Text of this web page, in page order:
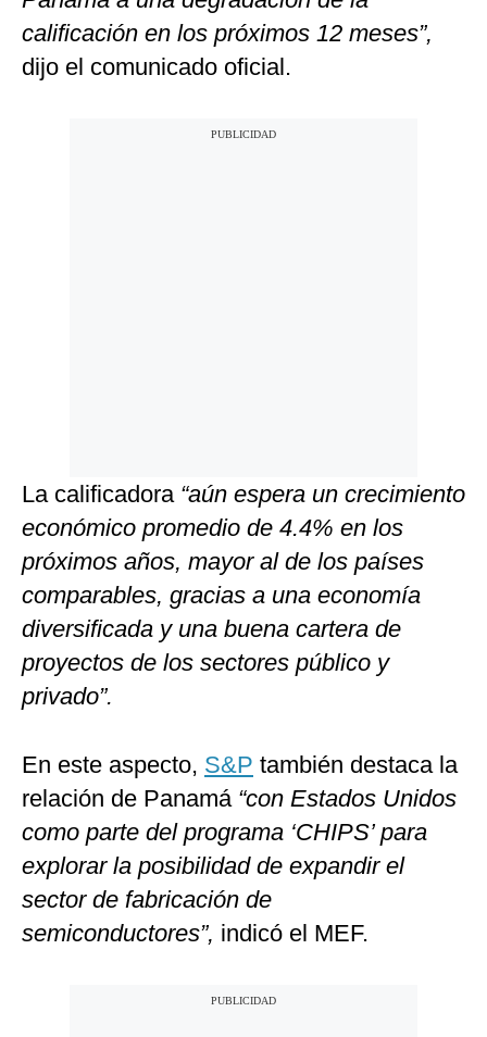
calificación en los próximos 12 meses”,
dijo el comunicado oficial.
La calificadora “aún espera un crecimiento
económico promedio de 4.4% en los
próximos años, mayor al de los países
comparables, gracias a una economía
diversificada y una buena cartera de
proyectos de los sectores público y
privado”.
En este aspecto, S&P también destaca la
relación de Panamá“con Estados Unidos
como parte del programa ‘CHIPS’ para
explorar la posibilidad de expandir el
sector de fabricación de
semiconductores”, indicó el MEF.